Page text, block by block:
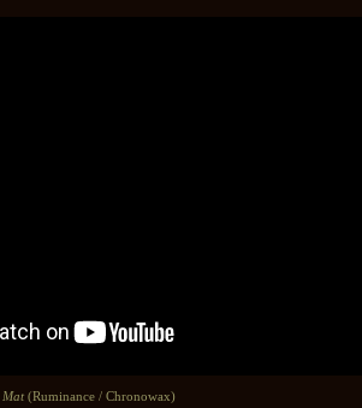
Mat (Ruminance / Chronowax)